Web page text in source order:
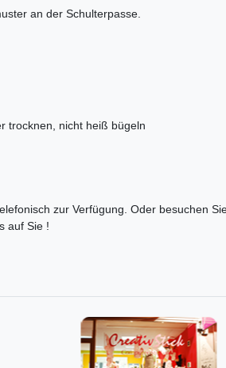
an der Schulterpasse.
trocknen, nicht heiß bügeln
zur Verfügung. Oder besuchen
auf Sie !